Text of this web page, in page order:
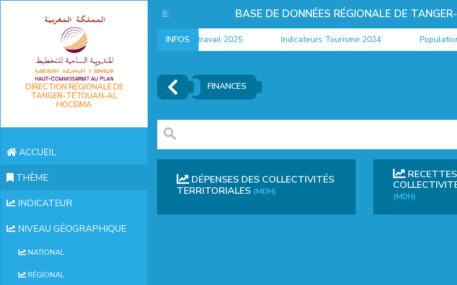
DIRECTION RÉGIONALE DE
TANGER-TÉTOUAN-AL
HOCEIMA
ACCUEIL
THÈME
INDICATEUR
NIVEAU GÉOGRAPHIQUE
NATIONAL
RÉGIONAL
BASE DE DONNÉES RÉGIONALE DE
INFOS
Indicateurs marché du travail 2025 Indicateurs Tourisme 2024
FINANCES
DÉPENSES DES COLLECTIVITÉS
TERRITORIALES (MDH)
(MDH)